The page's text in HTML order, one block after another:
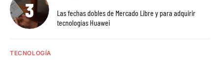
Las fechas dobles de Mercado Libre y para adquirir
tecnologías Huawei
TECNOLOGÍA